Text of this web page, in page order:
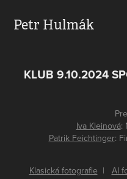
Petr Hulmák
KLUB 9.10.2024
Iva Kleinová:
Patrik Feichtinger:
Klasická fotografie | AI